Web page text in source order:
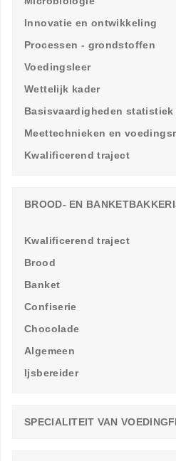
Innovatie en ontwikkeling
Processen - grondstoffen
Voedingsleer
Wettelijk kader
Basisvaardigheden statistiek
Meettechnieken en
Kwalificerend traject
BROOD- EN
Kwalificerend traject
Brood
Banket
Confiserie
Chocolade
Algemeen
Ijsbereider
SPECIALITEIT VAN